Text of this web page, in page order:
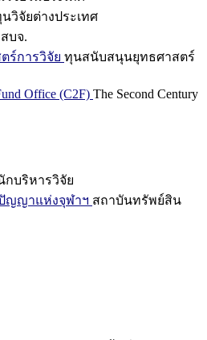
วิจัยต่างประเทศ
บจ.
ร์การวิจัย ทุนสนับสนุนยุทธศาสตร์
Office (C2F) The Second Century
กบริหารวิจัย
ญญาแห่งจุฬาฯ สถาบันทรัพย์สิน